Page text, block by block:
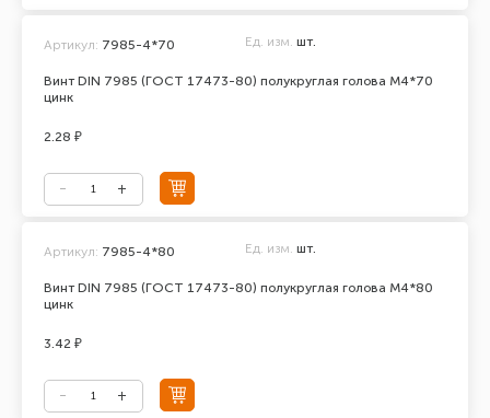
Винт DIN 7985 (ГОСТ 17473-80) полукруглая голова М4*70
цинк
Артикул: 7985-4*70 Ед. изм. шт.
2.28 ₽
Винт DIN 7985 (ГОСТ 17473-80) полукруглая голова М4*80
цинк
Артикул: 7985-4*80 Ед. изм. шт.
3.42 ₽